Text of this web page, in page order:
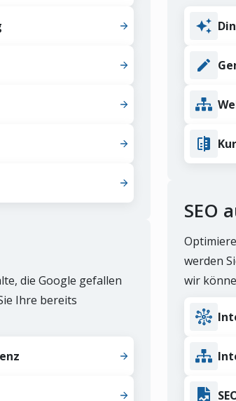
Schlüsselwörter und analysieren Sie den
Sie die tägliche Bewegung und Position Ihrer
den Google-Suchergebnissen.
die Google gefallen
Ihre bereits
SEO
werden
wir